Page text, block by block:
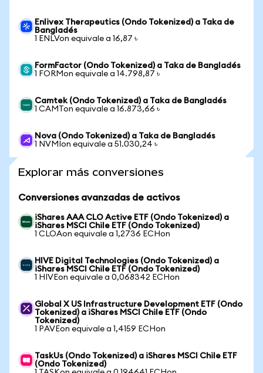
Enlivex Therapeutics (Ondo Tokenized) a Taka de
Bangladés
1 ENLVon equivale a 16,87 ৳
FormFactor (Ondo Tokenized) a Taka de Bangladés
1 FORMon equivale a 14.798,87 ৳
Camtek (Ondo Tokenized) a Taka de Bangladés
1 CAMTon equivale a 16.873,66 ৳
Nova (Ondo Tokenized) a Taka de Bangladés
1 NVMIon equivale a 51.030,24 ৳
Explorar más conversiones
Conversiones avanzadas de activos
iShares AAA CLO Active ETF (Ondo Tokenized) a
iShares MSCI Chile ETF (Ondo Tokenized)
1 CLOAon equivale a 1,2736 ECHon
HIVE Digital Technologies (Ondo Tokenized) a
iShares MSCI Chile ETF (Ondo Tokenized)
1 HIVEon equivale a 0,068342 ECHon
Global X US Infrastructure Development ETF (Ondo
Tokenized) a iShares MSCI Chile ETF (Ondo
Tokenized)
1 PAVEon equivale a 1,4159 ECHon
TaskUs (Ondo Tokenized) a iShares MSCI Chile ETF
(Ondo Tokenized)